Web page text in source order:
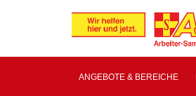
ANGEBOTE & BEREICHE